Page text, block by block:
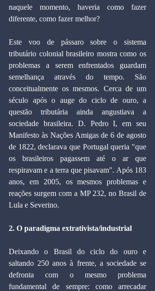
naquele momento, haveria como fazer
diferente, como fazer melhor?
Este voo de pássaro sobre o sistema
tributário colonial brasileiro mostra como os
problemas a serem enfrentados guardam
semelhança através do tempo. São
conceitualmente os mesmos. Cerca de um
século após o auge do ciclo de ouro, a
questão tributária ainda angustiava a
sociedade brasileira. D. Pedro I, em seu
Manifesto às Nações Amigas de 6 de agosto
de 1822, declarava que Portugal queria "que
os brasileiros pagassem até o ar que
respiravam e a terra que pisavam". Após 183
anos, em 2005, os mesmos problemas e
reações surgem com a MP 232, no Brasil de
Lula e Severino.
2. O paradigma extrativista/industrial
Deixando o Brasil do ciclo do ouro e
saltando 250 anos à frente, a sociedade se
defronta com o mesmo problema
fundamental de sempre: como arrecadar